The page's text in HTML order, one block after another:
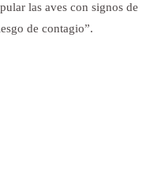
las aves con signos de
de contagio”.